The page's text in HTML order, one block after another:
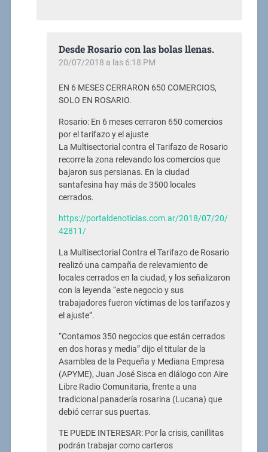
Desde Rosario con las bolas llenas.
20/07/2018 a las 6:18 PM
EN 6 MESES CERRARON 650 COMERCIOS,
SOLO EN ROSARIO.
Rosario: En 6 meses cerraron 650 comercios
por el tarifazo y el ajuste
La Multisectorial contra el Tarifazo de Rosario
recorre la zona relevando los comercios que
bajaron sus persianas. En la ciudad
santafesina hay más de 3500 locales
cerrados.
https://portaldenoticias.com.ar/2018/07/20/
42811/
La Multisectorial Contra el Tarifazo de Rosario
realizó una campaña de relevamiento de
locales cerrados en la ciudad, y los señalizaron
con la leyenda “este negocio y sus
trabajadores fueron víctimas de los tarifazos y
el ajuste”.
“Contamos 350 negocios que están cerrados
en dos horas y media” dijo el titular de la
Asamblea de la Pequeña y Mediana Empresa
(APYME), Juan José Sisca en diálogo con Aire
Libre Radio Comunitaria, frente a una
tradicional panadería rosarina (Lucana) que
debió cerrar sus puertas.
TE PUEDE INTERESAR: Por la crisis, canillitas
podrán trabajar como carteros